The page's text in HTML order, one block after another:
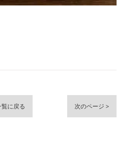
覧に戻る 次のページ >